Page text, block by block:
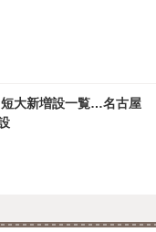
短大新増設一覧…名古屋